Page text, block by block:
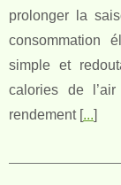
prolonger la
consommation
simple et
calories de
rendement [...]